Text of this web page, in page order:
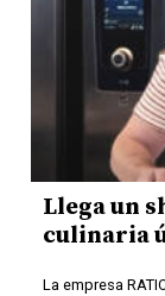
Llega un
culinaria
La empresa